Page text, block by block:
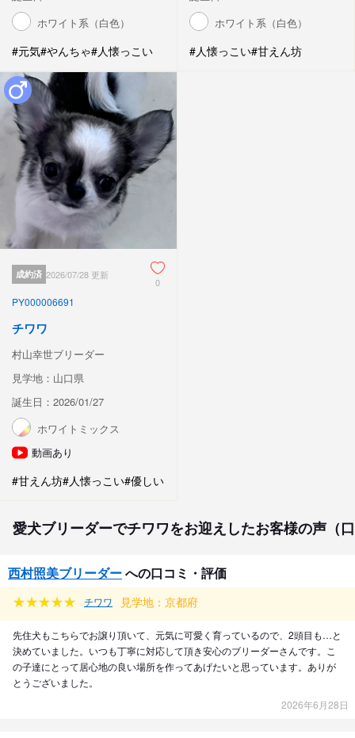
ホワイト系（白色）
#元気#やんちゃ#人懐っこい
ホワイト系（白色）
#人懐っこい#甘えん坊
成約済 2026/07/28 更新
0
PY000006691
チワワ
村山幸世ブリーダー
見学地：山口県
誕生日：2026/01/27
ホワイトミックス
動画あり
#甘えん坊#人懐っこい#優しい
愛犬ブリーダーでチワワをお迎えしたお客様の声（
西村照美ブリーダーへの口コミ・評価
チワワ 見学地：京都府
先住犬もこちらでお譲り頂いて、元気に可愛く育っているので、2頭目も…と
決めていました。いつも丁寧に対応して頂き安心のブリーダーさんです。こ
の子達にとって居心地の良い場所を作ってあげたいと思っています。ありが
とうございました。
2026年6月28日